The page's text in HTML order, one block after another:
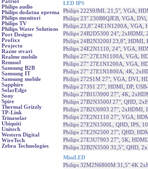
Patriot
Philips audio
Philips dodatna oprema
Philips monitori
Philips TV
Philips Water Solutions
Port Designs
Profixx
Projecto
Razne stvari
Realme mobile
Renusol
Samsung B2B
Samsung IT
Samsung mobile
Sapphire
SolarEdge
Sony
Spire
Thermal Grizzly
TP-Link
Trinasolar
Ubiquiti
Unitech
Western Digital
WireTech
Zebra Technologies
LED IPS
Philips 222S9JML 21,5", VGA,
Philips 23" 230B8QJEB, VGA,
Philips 23,8" 24E1N1200A, VGA,
Philips 24B2D5300 24", 2xHDMI,
Philips 24B2N3200J 23,8", HDMI,
Philips 24E2N1110, 24", VGA,
Philips 27" 27E1N1100A, VGA,
Philips 27" 27E1N1200A, VGA,
Philips 27" 27E1N1800A, 4K,
Philips 272S1M 27", VGA, DVI,
Philips 273S1 27", HDMI, DP,
Philips 27B1U3900 27", 4K,
Philips 27B2N3500J 27", QHD,
Philips 27B2U6903 27", 2xHDMI,
Philips 27E2N1110 27", VGA,
Philips 27E2N1500L, QHD, IPS,
Philips 27E2N2500 27", QHD,
Philips 27E3U7903 27", 5K,
Philips 32B2N3500 31,5", QHD,
MiniLED
Philips 32M2N6800M 31,5" 4K